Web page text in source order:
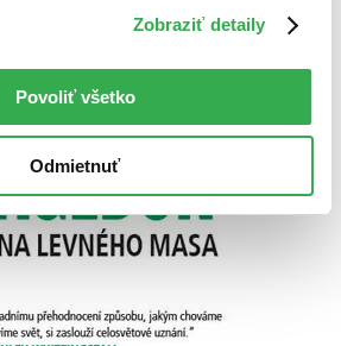
Zobraziť detaily
Povoliť všetko
Odmietnuť